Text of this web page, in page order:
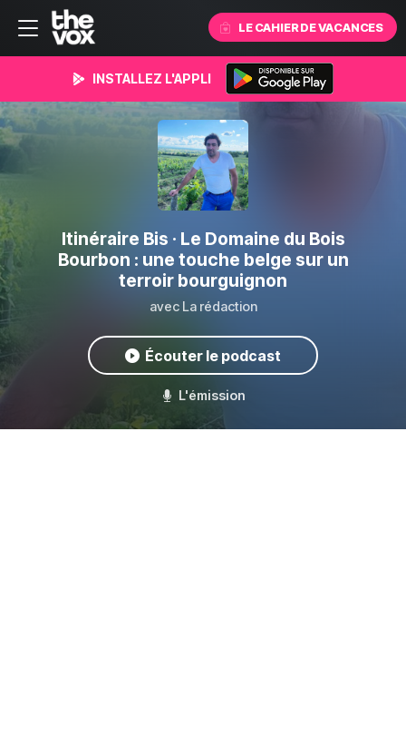
LE CAHIER DE VACANCES
INSTALLEZ L'APPLI
Itinéraire Bis · Le Domaine du Bois
Bourbon : une touche belge sur un
terroir bourguignon
avec La rédaction
Écouter le podcast
L'émission